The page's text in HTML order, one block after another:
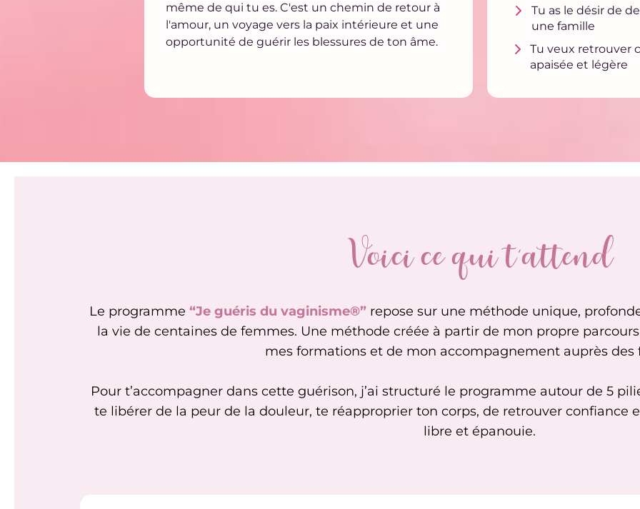
même de qui tu es. C'est un chemin de retour à
l'amour, un voyage vers la paix intérieure et une
opportunité de guérir les blessures de ton âme.
Tu as le désir de
une famille
Tu veux retrouver
apaisée et légère
Voici ce qui t'attend
Le programme“Je guéris du vaginisme®” repose sur une méthode unique,
la vie de centaines de femmes. Une méthode créée à partir de mon propre
mes formations et de mon accompagnement auprès des
Pour t’accompagner dans cette guérison, j’ai structuré le programme autour de 5
te libérer de la peur de la douleur, te réapproprier ton corps, de retrouver confiance
libre et épanouie.